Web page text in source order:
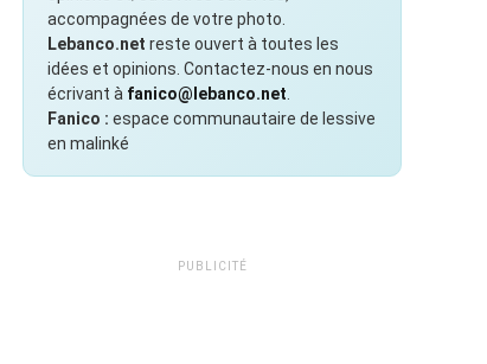
accompagnées de votre photo.
Lebanco.net reste ouvert à toutes les
idées et opinions. Contactez-nous en nous
écrivant à fanico@lebanco.net
Fanico : espace communautaire de lessive
en malinké
PUBLICITÉ